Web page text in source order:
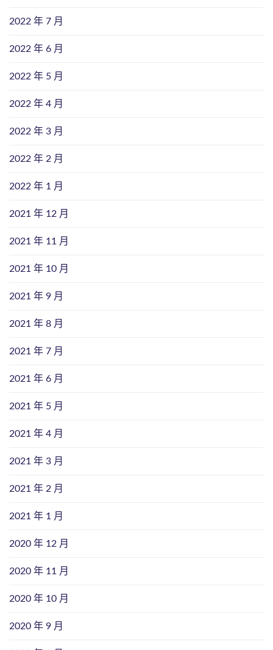
2022 年 7 月
2022 年 6 月
2022 年 5 月
2022 年 4 月
2022 年 3 月
2022 年 2 月
2022 年 1 月
2021 年 12 月
2021 年 11 月
2021 年 10 月
2021 年 9 月
2021 年 8 月
2021 年 7 月
2021 年 6 月
2021 年 5 月
2021 年 4 月
2021 年 3 月
2021 年 2 月
2021 年 1 月
2020 年 12 月
2020 年 11 月
2020 年 10 月
2020 年 9 月